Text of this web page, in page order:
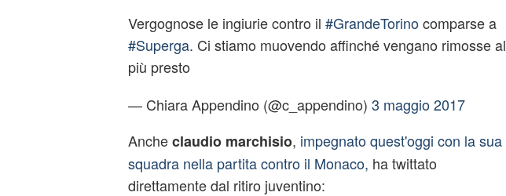
Vergognose le ingiurie contro il #GrandeTorinocomparse a
#Superga. Ci stiamo muovendo affinché vengano rimosse al
più presto
— Chiara Appendino (@c_appendino) 3 maggio 2017
Ancheclaudio marchisio, impegnato quest'oggi con la sua
squadra nella partita contro il Monaco, ha twittato
direttamente dal ritiro juventino: